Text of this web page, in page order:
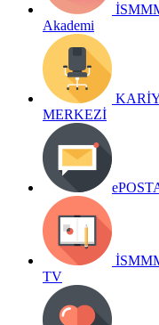
Akademi
MERKEZİ
TV